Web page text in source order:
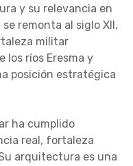
y su relevancia en
remonta al siglo XII,
militar
los ríos Eresma y
posición estratégica
ha cumplido
real, fortaleza
arquitectura es una